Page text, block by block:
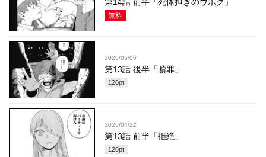
無料
2026/05/06
第13話 後半「贖罪」
120pt
2026/04/22
第13話 前半「拒絶」
120pt